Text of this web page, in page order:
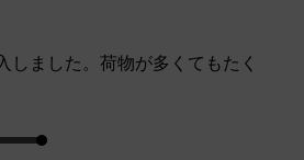
ました。荷物が多くてもたく